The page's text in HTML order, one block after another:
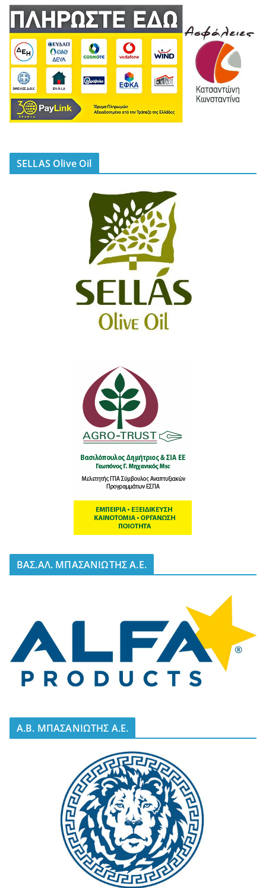
SELLAS Olive Oil
BΑΣ.ΑΛ. ΜΠΑΣΑΝΙΩΤΗΣ Α.Ε.
A.B. ΜΠΑΣΑΝΙΩΤΗΣ Α.Ε.